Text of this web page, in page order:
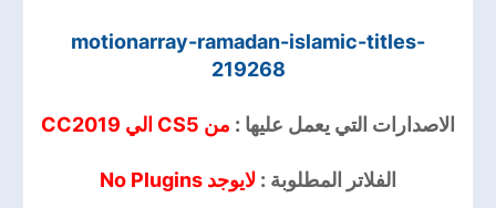
motionarray-ramadan-islamic-titles-
219268
الاصدارات التي يعمل عليها : من CS5 الي CC2019
الفلاتر المطلوبة : لايوجد No Plugins